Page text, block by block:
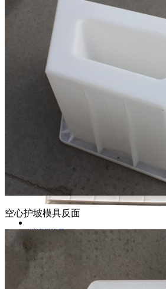
高铁路基桥梁模具
空心护坡模具反面